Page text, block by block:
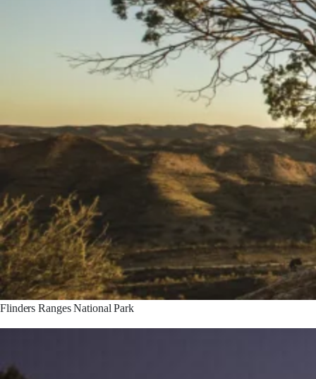
Flinders Ranges National Park